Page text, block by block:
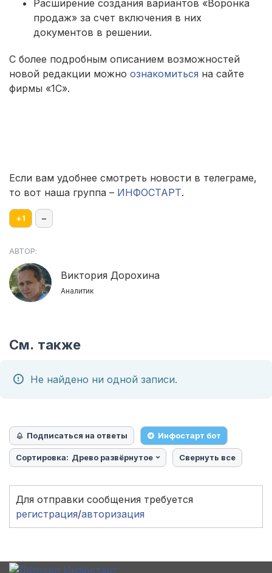
Расширение создания вариантов «Воронка
продаж» за счет включения в них
документов в решении.
С более подробным описанием возможностей
новой редакции можно ознакомиться на сайте
фирмы «1С».
Если вам удобнее смотреть новости в телеграме,
то вот наша группа – ИНФОСТАРТ.
+1 –
АВТОР:
Виктория Дорохина
Аналитик
См. также
Не найдено ни одной записи.
Подписаться на ответы Инфостарт бот
Сортировка: Древо развёрнутое Свернуть все
Для отправки сообщения требуется
регистрация/авторизация